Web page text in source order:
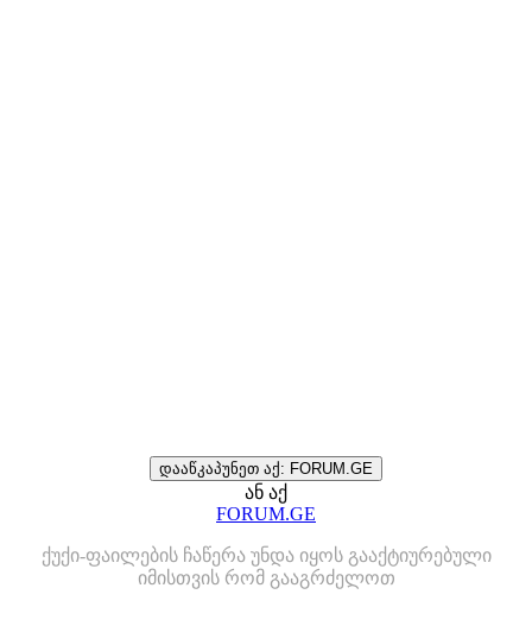
დააწკაპუნეთ აქ: FORUM.GE
ან აქ
FORUM.GE
ქუქი-ფაილების ჩაწერა უნდა იყოს გააქტიურებული
იმისთვის რომ გააგრძელოთ